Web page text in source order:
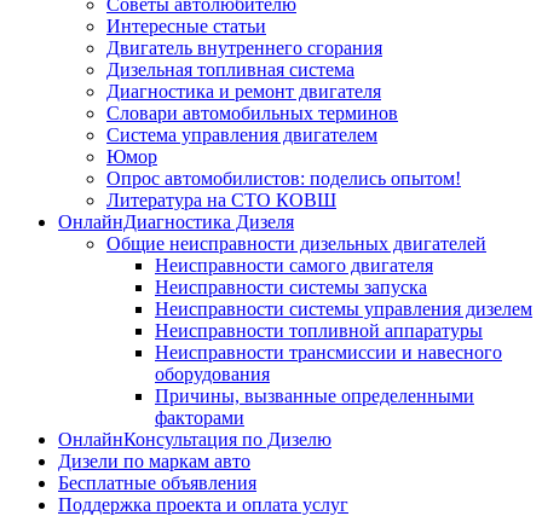
Советы автолюбителю
Интересные статьи
Двигатель внутреннего сгорания
Дизельная топливная система
Диагностика и ремонт двигателя
Словари автомобильных терминов
Система управления двигателем
Юмор
Опрос автомобилистов: поделись опытом!
Литература на СТО КОВШ
ОнлайнДиагностика Дизеля
Общие неисправности дизельных двигателей
Неисправности самого двигателя
Неисправности системы запуска
Неисправности системы управления дизелем
Неисправности топливной аппаратуры
Неисправности трансмиссии и навесного
оборудования
Причины, вызванные определенными
факторами
ОнлайнКонсультация по Дизелю
Дизели по маркам авто
Бесплатные объявления
Поддержка проекта и оплата услуг